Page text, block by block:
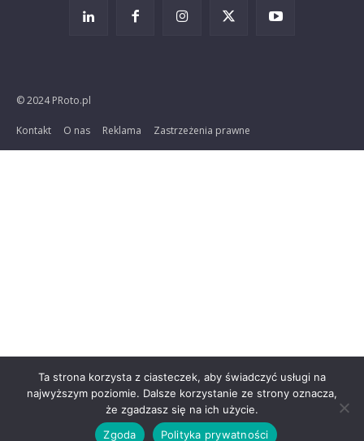
© 2024 PRoto.pl
Kontakt O nas Reklama Zastrzeżenia prawne
Ta strona korzysta z ciasteczek, aby świadczyć usługi na
najwyższym poziomie. Dalsze korzystanie ze strony oznacza,
że zgadzasz się na ich użycie.
Zgoda
Polityka prywatności